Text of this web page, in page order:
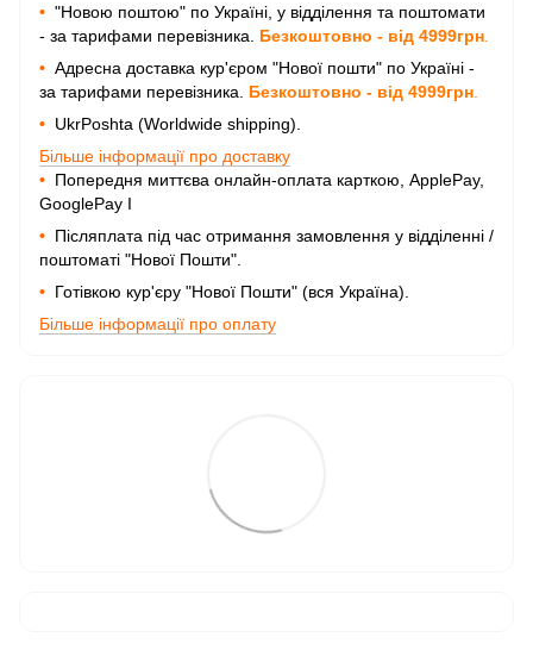
• "Новою поштою" по Україні, у відділення та поштомати
- за тарифами перевізника. Безкоштовно - від 4999грн
• Адресна доставка кур'єром "Нової пошти" по Україні -
за тарифами перевізника. Безкоштовно - від 4999грн
• UkrPoshta (Worldwide shipping).
Більше інформації про доставку
• Попередня миттєва онлайн-оплата карткою, ApplePay,
GooglePay I
• Післяплата під час отримання замовлення у відділенні /
поштоматі "Нової Пошти".
• Готівкою кур'єру "Нової Пошти" (вся Україна).
Більше інформації про оплату